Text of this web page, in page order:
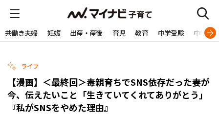
共働き夫婦 妊娠 出産・産後 育児 教育 中学受験 中学生
ライフ
【漫画】＜最終回＞毒親育ちでSNS依存だった妻が
今、伝えたいこと「生きていてくれてありがとう」
『私がSNSをやめた理由』